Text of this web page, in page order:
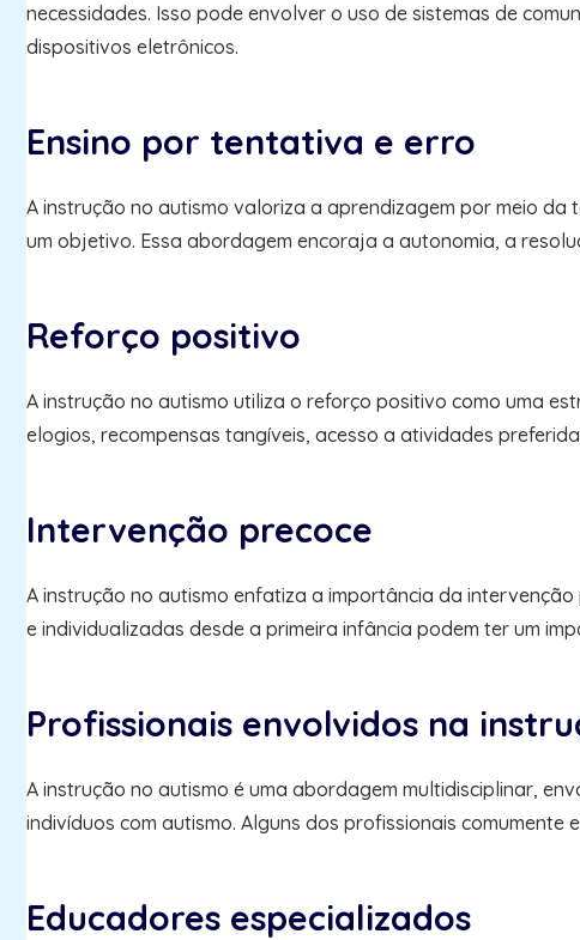
necessidades. Isso pode envolver o uso de sistemas de
dispositivos eletrônicos.
Ensino por tentativa e erro
A instrução no autismo valoriza a aprendizagem por meio
um objetivo. Essa abordagem encoraja a autonomia, a
Reforço positivo
A instrução no autismo utiliza o reforço positivo como uma
elogios, recompensas tangíveis, acesso a atividades
Intervenção precoce
A instrução no autismo enfatiza a importância da
e individualizadas desde a primeira infância podem ter um
Profissionais envolvidos na
A instrução no autismo é uma abordagem multidisciplinar,
indivíduos com autismo. Alguns dos profissionais comumente
Educadores especializados